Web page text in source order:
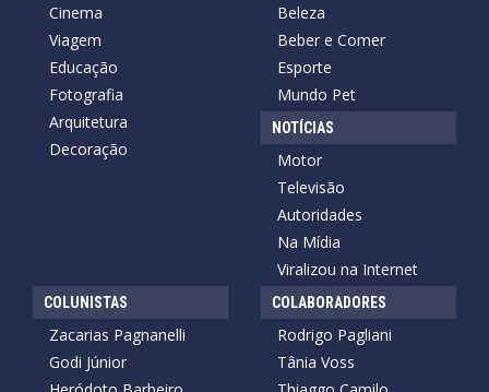
Cinema
Viagem
Educação
Fotografia
Arquitetura
Decoração
Beleza
Beber e Comer
Esporte
Mundo Pet
NOTÍCIAS
Motor
Televisão
Autoridades
Na Mídia
Viralizou na Internet
COLUNISTAS
Zacarias Pagnanelli
Godi Júnior
COLABORADORES
Rodrigo Pagliani
Tânia Voss